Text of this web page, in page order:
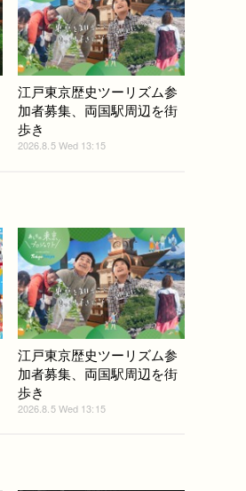
江戸東京歴史ツーリズム参
加者募集、両国駅周辺を街
歩き
2026.8.5 Wed 13:15
江戸東京歴史ツーリズム参
加者募集、両国駅周辺を街
歩き
2026.8.5 Wed 13:15